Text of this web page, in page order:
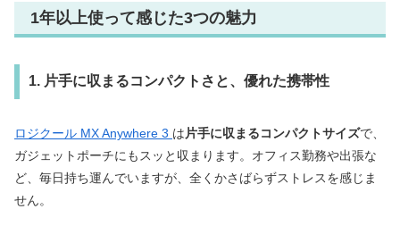
1年以上使って感じた3つの魅力
1. 片手に収まるコンパクトさと、優れた携帯性
ロジクール MX Anywhere 3 は片手に収まるコンパクトサイズで、
ガジェットポーチにもスッと収まります。オフィス勤務や出張な
ど、毎日持ち運んでいますが、全くかさばらずストレスを感じま
せん。